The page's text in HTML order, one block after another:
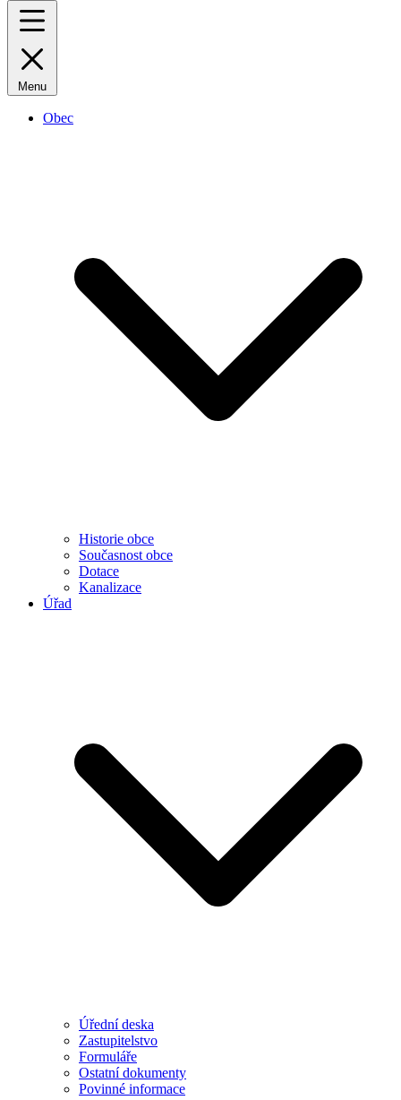
Menu
Obec
Historie obce
Současnost obce
Dotace
Kanalizace
Úřad
Úřední deska
Zastupitelstvo
Formuláře
Ostatní dokumenty
Povinné informace